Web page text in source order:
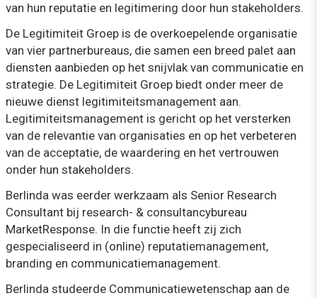
van hun reputatie en legitimering door hun stakeholders.
De Legitimiteit Groep is de overkoepelende organisatie
van vier partnerbureaus, die samen een breed palet aan
diensten aanbieden op het snijvlak van communicatie en
strategie. De Legitimiteit Groep biedt onder meer de
nieuwe dienst legitimiteitsmanagement aan.
Legitimiteitsmanagement is gericht op het versterken
van de relevantie van organisaties en op het verbeteren
van de acceptatie, de waardering en het vertrouwen
onder hun stakeholders.
Berlinda was eerder werkzaam als Senior Research
Consultant bij research- & consultancybureau
MarketResponse. In die functie heeft zij zich
gespecialiseerd in (online) reputatiemanagement,
branding en communicatiemanagement.
Berlinda studeerde Communicatiewetenschap aan de